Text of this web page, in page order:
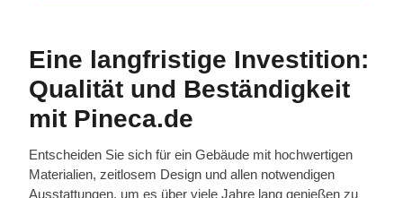
Eine langfristige Investition:
Qualität und Beständigkeit
mit Pineca.de
Entscheiden Sie sich für ein Gebäude mit hochwertigen
Materialien, zeitlosem Design und allen notwendigen
Ausstattungen, um es über viele Jahre lang genießen zu